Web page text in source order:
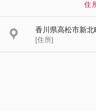
住
香川県高松市新北
[住所]